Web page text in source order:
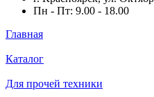
Пн - Пт: 9.00 - 18.00
Главная
Каталог
Для прочей техники